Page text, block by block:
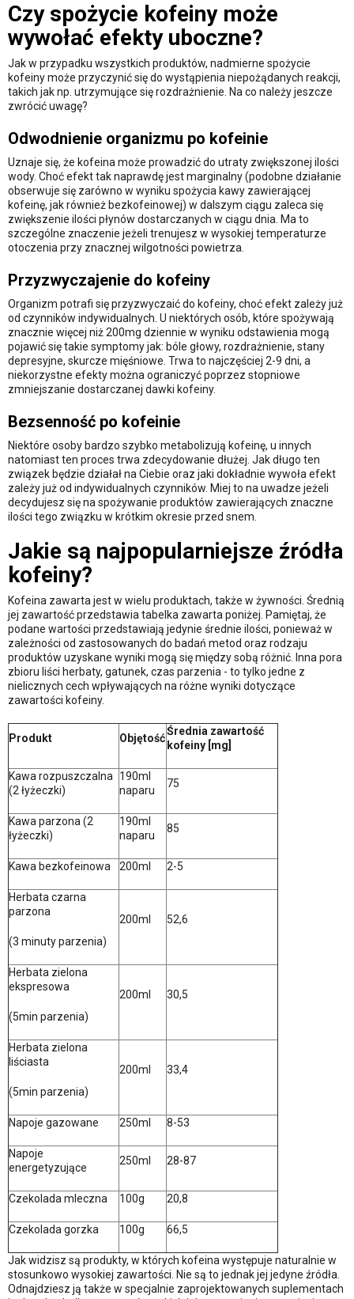
Czy spożycie kofeiny może
wywołać efekty uboczne?
Jak w przypadku wszystkich produktów, nadmierne spożycie
kofeiny może przyczynić się do wystąpienia niepożądanych reakcji,
takich jak np. utrzymujące się rozdrażnienie. Na co należy jeszcze
zwrócić uwagę?
Odwodnienie organizmu po kofeinie
Uznaje się, że kofeina może prowadzić do utraty zwiększonej ilości
wody. Choć efekt tak naprawdę jest marginalny (podobne działanie
obserwuje się zarówno w wyniku spożycia kawy zawierającej
kofeinę, jak również bezkofeinowej) w dalszym ciągu zaleca się
zwiększenie ilości płynów dostarczanych w ciągu dnia. Ma to
szczególne znaczenie jeżeli trenujesz w wysokiej temperaturze
otoczenia przy znacznej wilgotności powietrza.
Przyzwyczajenie do kofeiny
Organizm potrafi się przyzwyczaić do kofeiny, choć efekt zależy już
od czynników indywidualnych. U niektórych osób, które spożywają
znacznie więcej niż 200mg dziennie w wyniku odstawienia mogą
pojawić się takie symptomy jak: bóle głowy, rozdrażnienie, stany
depresyjne, skurcze mięśniowe. Trwa to najczęściej 2-9 dni, a
niekorzystne efekty można ograniczyć poprzez stopniowe
zmniejszanie dostarczanej dawki kofeiny.
Bezsenność po kofeinie
Niektóre osoby bardzo szybko metabolizują kofeinę, u innych
natomiast ten proces trwa zdecydowanie dłużej. Jak długo ten
związek będzie działał na Ciebie oraz jaki dokładnie wywoła efekt
zależy już od indywidualnych czynników. Miej to na uwadze jeżeli
decydujesz się na spożywanie produktów zawierających znaczne
ilości tego związku w krótkim okresie przed snem.
Jakie są najpopularniejsze źródła
kofeiny?
Kofeina zawarta jest w wielu produktach, także w żywności. Średnią
jej zawartość przedstawia tabelka zawarta poniżej. Pamiętaj, że
podane wartości przedstawiają jedynie średnie ilości, ponieważ w
zależności od zastosowanych do badań metod oraz rodzaju
produktów uzyskane wyniki mogą się między sobą różnić. Inna pora
zbioru liści herbaty, gatunek, czas parzenia - to tylko jedne z
nielicznych cech wpływających na różne wyniki dotyczące
zawartości kofeiny.
Produkt Objętość
Średnia zawartość
kofeiny [mg]
Kawa rozpuszczalna
(2 łyżeczki)
190ml
naparu
75
Kawa parzona (2
łyżeczki)
190ml
naparu
85
Kawa bezkofeinowa 200ml 2-5
Herbata czarna
parzona
(3 minuty parzenia)
200ml 52,6
Herbata zielona
ekspresowa
(5min parzenia)
200ml 30,5
Herbata zielona
liściasta
(5min parzenia)
200ml 33,4
Napoje gazowane 250ml 8-53
Napoje
energetyzujące
250ml 28-87
Czekolada mleczna 100g 20,8
Czekolada gorzka 100g 66,5
Jak widzisz są produkty, w których kofeina występuje naturalnie w
stosunkowo wysokiej zawartości. Nie są to jednak jej jedyne źródła.
Odnajdziesz ją także w specjalnie zaprojektowanych suplementach